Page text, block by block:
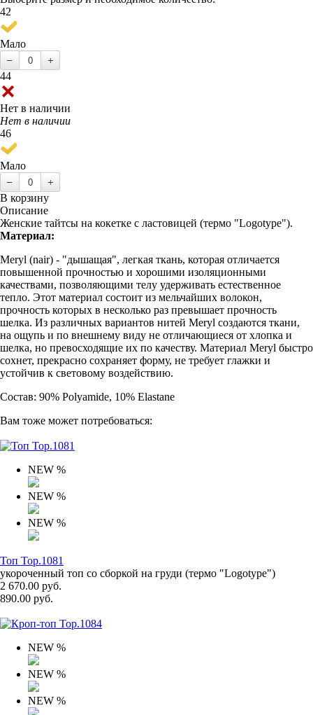
42
Мало
44
Нет в наличии
Нет в наличии
46
Мало
В корзину
Описание
Женские тайтсы на кокетке с ластовицей (термо "Logotype").
Материал:
Meryl (nair) - "дышащая", легкая ткань, которая отличается
повышенной прочностью и хорошими изоляционными
качествами, позволяющими телу удерживать естественное
тепло. Этот материал состоит из мельчайших волокон,
прочность которых в несколько раз превышает прочность
шелка. Из различных вариантов нитей Meryl создаются ткани,
на ощупь и по внешнему виду не отличающиеся от хлопка и
шелка, но превосходящие их по качеству. Материал Meryl быстро
сохнет, прекрасно сохраняет форму, не требует глажки и
устойчив к световому воздействию.
Состав: 90% Polyamide, 10% Elastane
Вам тоже может потребоваться:
NEW %
NEW %
NEW %
Топ Top.1081
укороченный топ со сборкой на груди (термо "Logotype")
2 670.00 руб.
890.00 руб.
NEW %
NEW %
NEW %